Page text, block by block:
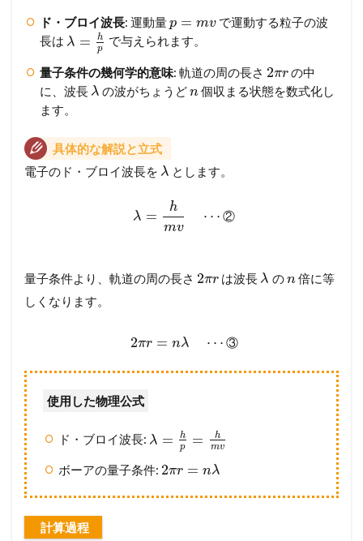
ド・ブロイ波長: 運動量p = mvで運動する粒子の波
長は λ =
h
p
で与えられます。
量子条件の幾何学的意味: 軌道の周の長さ 2πrの中
に、波長 λ の波がちょうどn個収まる状態を数式化し
ます。
具体的な解説と立式
電子のド・ブロイ波長を λ とします。
λ =
h
mv
⋯ ②
量子条件より、軌道の周の長さ 2πr は波長 λ のn倍に等
しくなります。
2πr = nλ ⋯ ③
使用した物理公式
ド・ブロイ波長: λ =
h
p
=
h
mv
ボーアの量子条件: 2πr = nλ
計算過程